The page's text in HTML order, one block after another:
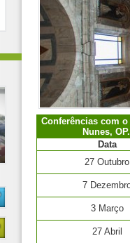
Conferências com
Nunes, OP.
Data
27 Outubro
7
3 Março
27 Abril